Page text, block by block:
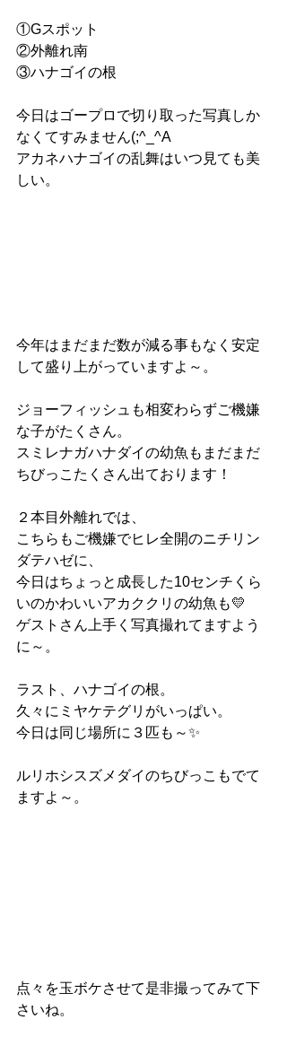
①Gスポット
②外離れ南
③ハナゴイの根
今日はゴープロで切り取った写真しか
なくてすみません(;^_^A
アカネハナゴイの乱舞はいつ見ても美
しい。
今年はまだまだ数が減る事もなく安定
して盛り上がっていますよ～。
ジョーフィッシュも相変わらずご機嫌
な子がたくさん。
スミレナガハナダイの幼魚もまだまだ
ちびっこたくさん出ております！
２本目外離れでは、
こちらもご機嫌でヒレ全開のニチリン
ダテハゼに、
今日はちょっと成長した10センチくら
いのかわいいアカククリの幼魚も💛
ゲストさん上手く写真撮れてますよう
に～。
ラスト、ハナゴイの根。
久々にミヤケテグリがいっぱい。
今日は同じ場所に３匹も～✨
ルリホシスズメダイのちびっこもでて
ますよ～。
点々を玉ボケさせて是非撮ってみて下
さいね。